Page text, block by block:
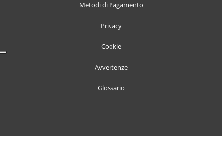
Metodi di Pagamento
Privacy
Cookie
Avvertenze
Glossario